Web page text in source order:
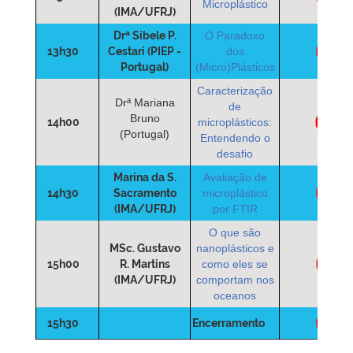
(IMA/UFRJ)
Microplástico
13h30
Drª Sibele P.
Cestari (PIEP -
Portugal)
O Paradoxo
dos
(Micro)Plásticos
14h00
Drª Mariana
Bruno
(Portugal)
Caracterização
de
microplásticos:
Entendendo o
desafio
14h30
Marina da S.
Sacramento
(IMA/UFRJ)
Avaliação de
microplástico
por FTIR
15h00
MSc. Gustavo
R. Martins
(IMA/UFRJ)
O que são
nanoplásticos e
como eles se
comportam nos
oceanos
15h30 Encerramento